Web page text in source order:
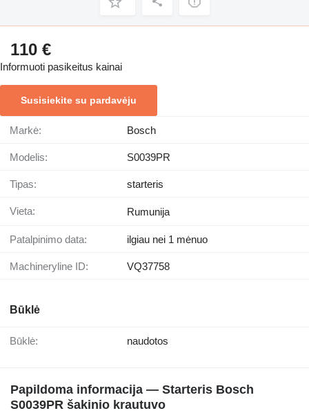
110 €
Informuoti pasikeitus kainai
Susisiekite su pardavėju
Markė: Bosch
Modelis: S0039PR
Tipas: starteris
Vieta: Rumunija
Patalpinimo data: ilgiau nei 1 mėnuo
Machineryline ID: VQ37758
Būklė
Būklė: naudotos
Papildoma informacija — Starteris Bosch
S0039PR šakinio krautuvo